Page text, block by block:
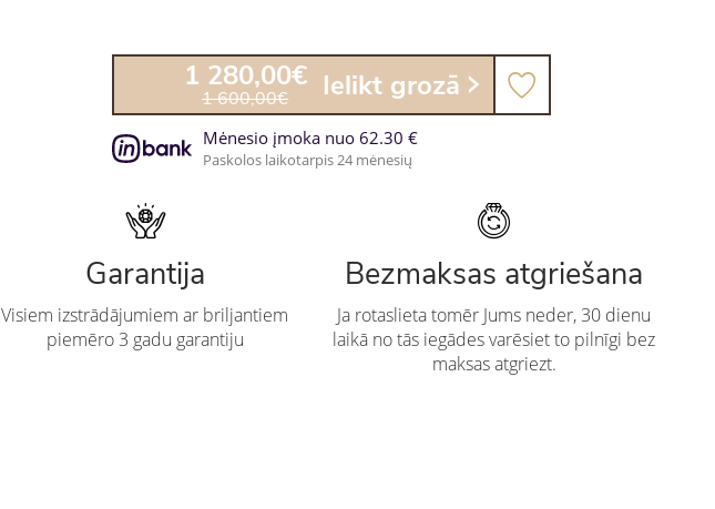
1 280,00€
1 600,00€ Ielikt grozā
Mėnesio įmoka nuo 62.30 €
Paskolos laikotarpis 24 mėnesių
Garantija
Visiem izstrādājumiem ar briljantiem
piemēro 3 gadu garantiju
Bezmaksas atgriešana
Ja rotaslieta tomēr Jums neder, 30 dienu
laikā no tās iegādes varēsiet to pilnīgi bez
maksas atgriezt.